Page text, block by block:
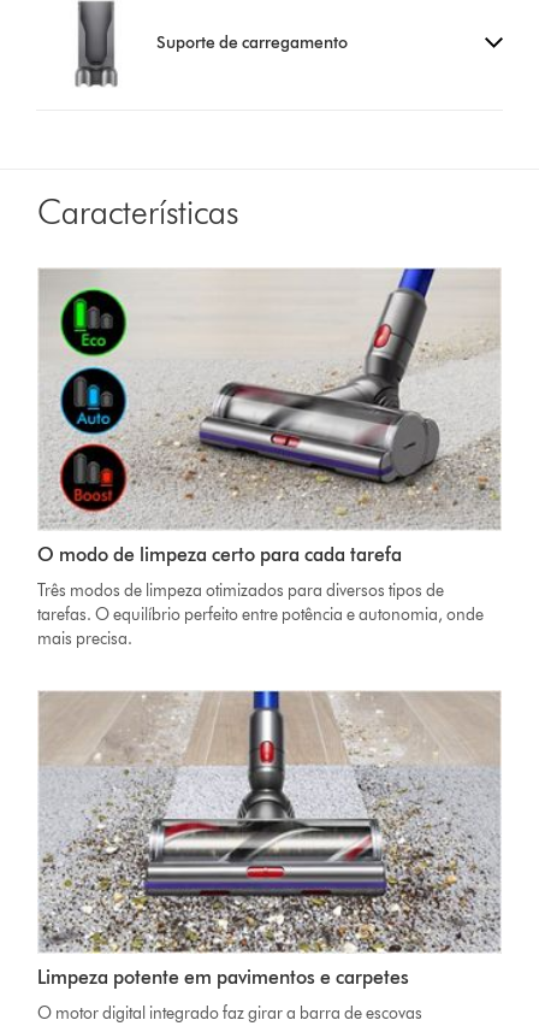
Suporte de carregamento
Características
O modo de limpeza certo para cada tarefa
Três modos de limpeza otimizados para diversos tipos de
tarefas. O equilíbrio perfeito entre potência e autonomia, onde
mais precisa.
Limpeza potente em pavimentos e carpetes
O motor digital integrado faz girar a barra de escovas